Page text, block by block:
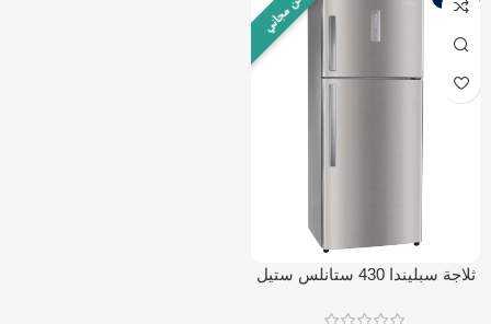
ثلاجة سبليندا 430 ستانلس ستيل